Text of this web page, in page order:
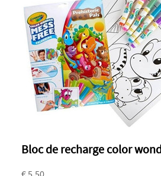
Bloc de recharge color
€ 5.50